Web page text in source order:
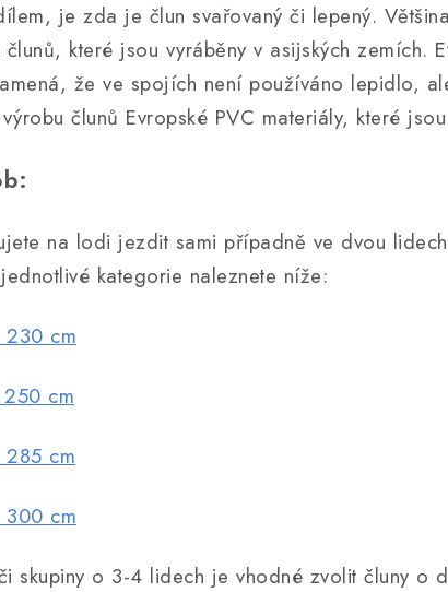
je zda je člun svařovaný či lepený.
člunů, které jsou vyráběny v asijských zemích.
že ve spojích není používáno lepidlo,
člunů Evropské PVC materiály, které
na lodi jezdit sami případně ve dvou
kategorie naleznete níže:
cm
cm
cm
cm
skupiny o 3-4 lidech je vhodné zvolit čluny